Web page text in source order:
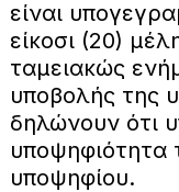
είναι
είκοσι (20)
ταμειακώς
υποβολής της
δηλώνουν ότι
υποψηφιότητα
υποψηφίου.